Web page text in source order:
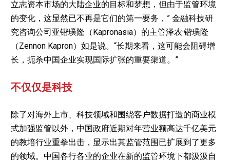
立志资本市场的大陆企业的目标和梦想，但由于监管环境
的变化，这显然已不再是它们的第一要务，” 金融科技研
究咨询公司亚锴璞隆（Kapronasia）的主管泽农·锴璞隆
（Zennon Kapron）如是说。“长期来看，这可能会阻碍增
长，扼杀中国企业实现国际扩张的重要渠道。”
不仅仅是科技
除了对海外上市、科技领域和围绕客户数据打造的商业模
式加强监管以外，中国政府近期对年营业额高达千亿美元
的教培行业重拳出击，显示出其监管范围已扩展到了更多
的领域。中国各行各业的企业在新的监管环境下都汲汲自